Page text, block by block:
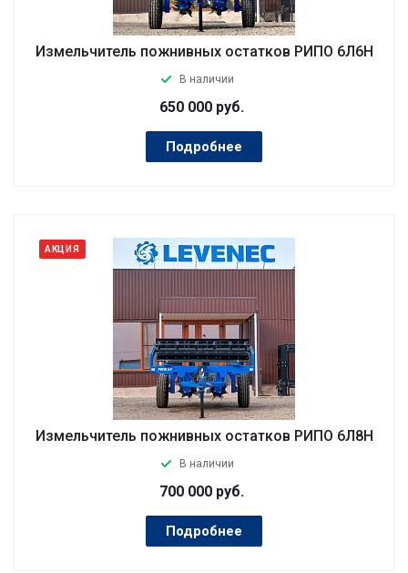
Измельчитель пожнивных остатков РИПО 6Л6Н
В наличии
650 000 руб.
Подробнее
АКЦИЯ
Измельчитель пожнивных остатков РИПО 6Л8Н
В наличии
700 000 руб.
Подробнее